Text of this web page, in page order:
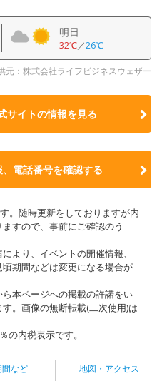
明日
32℃／26℃
元：株式会社ライフビジネスウェザー
サイトの情報を見る
電話番号を確認する
。随時更新をしておりますが内
すので、事前にご確認のう
より、イベントの開催情報、
期間などは変更になる場合が
本ページへの掲載の許諾をい
。画像の無断転載(二次使用)は
内税表示です。
など 地図・アクセス